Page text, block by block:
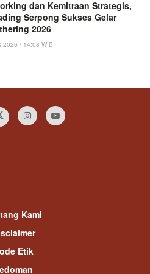
dan Kemitraan Strategis,
Serpong Sukses Gelar
2026
2026 / 14:08 WIB
Kami
Etik